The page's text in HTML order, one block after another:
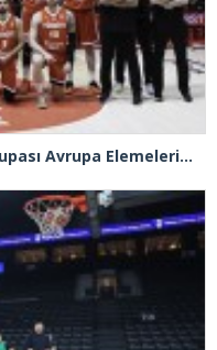
12 Dev Adam, FIBA 2027 Dünya Kupası Avrupa Elemeleri’nde Sırbistan’ı deplasmanda 82-78 yeni